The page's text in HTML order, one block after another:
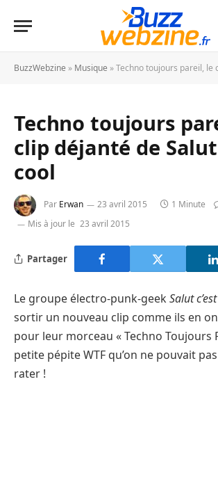
BuzzWebzine » Musique »Techno toujours pareil, le clip
Techno toujours
clip déjanté de Salut
cool
Par Erwan 23 avril 2015 1 Minute
Mis à jour le 23 avril 2015
Partager
Le groupe électro-punk-geek Salut
sortir un nouveau clip comme ils en
pour leur morceau « Techno Toujours
petite pépite WTF qu’on ne pouvait
rater !